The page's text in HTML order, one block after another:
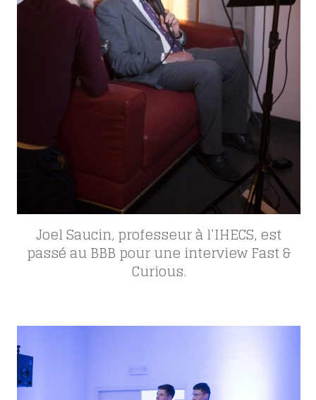
Joel Saucin, professeur à l’IHECS, est
passé au BBB pour une interview Fast &
Curious.